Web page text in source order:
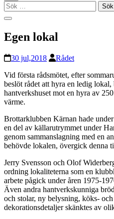
Sök
efter:
Egen lokal
30 jul,2018
Rådet
Vid första rådsmötet, efter
beslöt rådet att hyra en ledig
hantverkshuset mot en hyra av
värme.
Brottarklubben Kärnan hade
en del av källarutrymmet under
genom sammanslagning med en
behövde lokalen, övergick denna
Jerry Svensson och Olof
ordning lokaliteterna som en
arbete pågick under åren 1975-
Även andra hantverkskunniga
och stolar, ny belysning, köks-
dekorationsdetaljer skänktes av